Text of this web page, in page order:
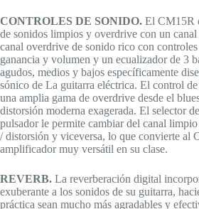
CONTROLES DE SONIDO. El CM15R
de sonidos limpios y overdrive con un
canal overdrive de sonido rico con
ganancia y volumen y un ecualizador de 3
agudos, medios y bajos específicamente
sónico de La guitarra eléctrica. El control
una amplia gama de overdrive desde el
distorsión moderna exagerada. El selector
pulsador le permite cambiar del canal
/ distorsión y viceversa, lo que convierte al
amplificador muy versátil en su clase.
REVERB. La reverberación digital
exuberante a los sonidos de su guitarra,
práctica sean mucho más agradables y